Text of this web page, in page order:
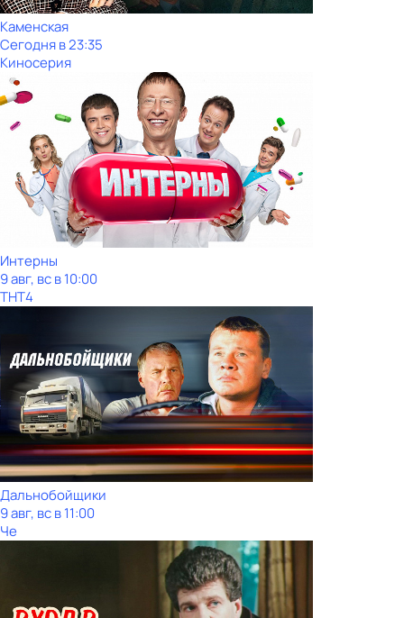
Каменская
Сегодня в 23:35
Киносерия
Интерны
9 авг, вс в 10:00
ТНТ4
Дальнобойщики
9 авг, вс в 11:00
Че